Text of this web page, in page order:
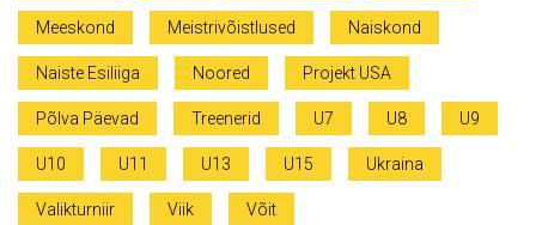
Meeskond Meistrivõistlused Naiskond
Naiste Esiliiga Noored Projekt USA
Põlva Päevad Treenerid U7 U8 U9
U10 U11 U13 U15 Ukraina
Valikturniir Viik Võit